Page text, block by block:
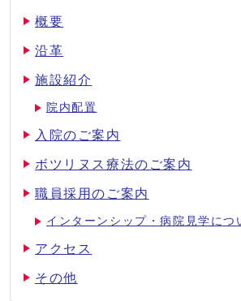
概要
沿革
施設紹介
院内配置
入院のご案内
ボツリヌス療法のご案内
職員採用のご案内
インターンシップ・病院見学につ
アクセス
その他